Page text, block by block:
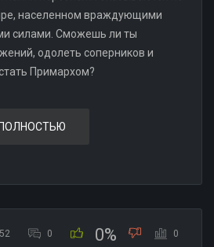
населенном враждующими
силами. Сможешь ли ты
одолеть соперников и
Примархом?
0 0% 0